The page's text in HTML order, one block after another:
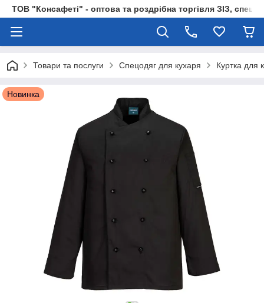
ТОВ "Консафеті" - оптова та роздрібна торгівля ЗІЗ,
Товари та послуги Спецодяг для кухаря Куртка для
Новинка